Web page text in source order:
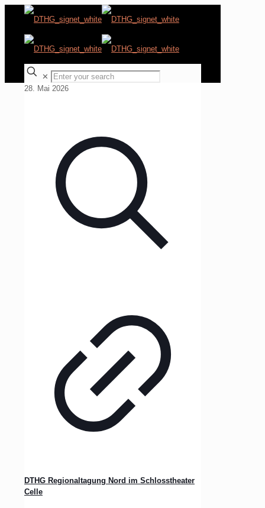
✕
28. Mai 2026
DTHG Regionaltagung Nord im Schlosstheater
Celle